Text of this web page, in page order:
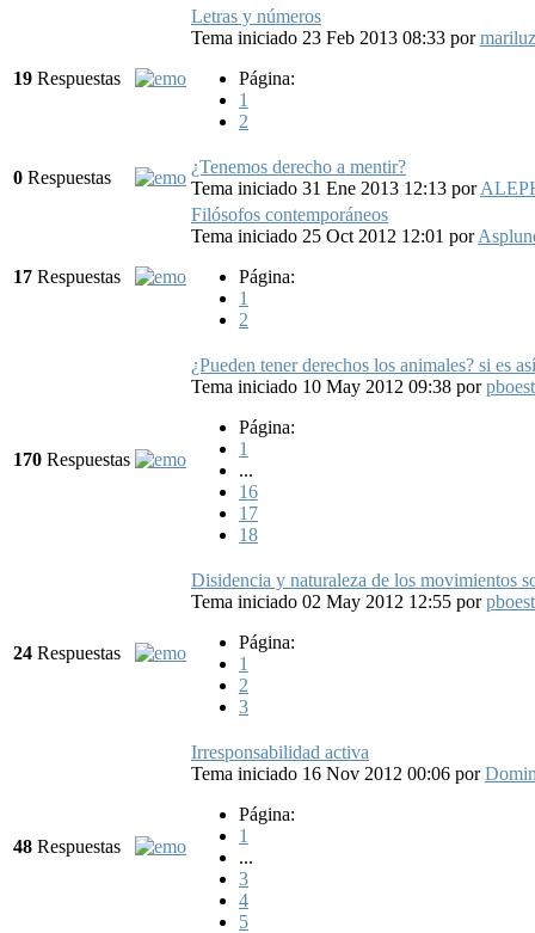
19 Respuestas
Letras y números
Tema iniciado 23 Feb 2013 08:33 pormariluz
Página:
1
2
0 Respuestas
¿Tenemos derecho a mentir?
Tema iniciado 31 Ene 2013 12:13 por
17 Respuestas
Filósofos contemporáneos
Tema iniciado 25 Oct 2012 12:01 por
Página:
1
2
170 Respuestas
¿Pueden tener derechos los animales? si es
Tema iniciado 10 May 2012 09:38 porpboest
Página:
1
...
16
17
18
24 Respuestas
Disidencia y naturaleza de los movimientos
Tema iniciado 02 May 2012 12:55 porpboest
Página:
1
2
3
48 Respuestas
Irresponsabilidad activa
Tema iniciado 16 Nov 2012 00:06 por
Página:
1
...
3
4
5